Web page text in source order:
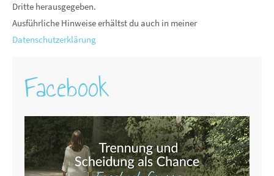
Dritte herausgegeben.
Ausführliche Hinweise erhältst du auch in meiner
Datenschutzerklärung
Facebook